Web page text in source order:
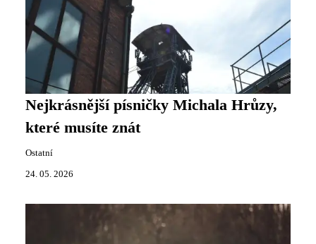
Nejkrásnější písničky Michala Hrůzy,
které musíte znát
Ostatní
24. 05. 2026